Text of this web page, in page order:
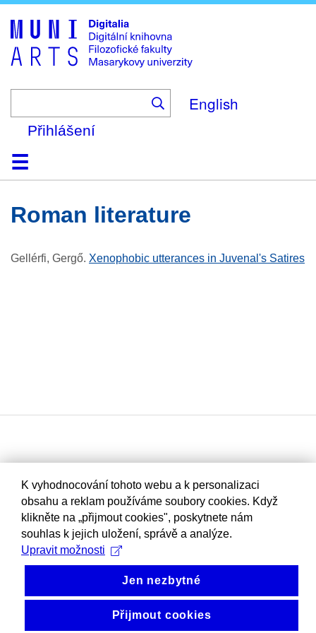
to
main
content
English
Přihlášení
DomůKolekce
Prohlížení
Vyhledávání
O platformě
Nápověda
KontaktDigitalia
Roman literature
Gellérfi, Gergő. Xenophobic utterances in Juvenal's Satires
K vyhodnocování tohoto webu a k personalizaci
obsahu a reklam používáme soubory cookies. Když
klikněte na „přijmout cookies", poskytnete nám
souhlas k jejich uložení, správě a analýze.
Upravit možnosti
Jen nezbytné
Přijmout cookies